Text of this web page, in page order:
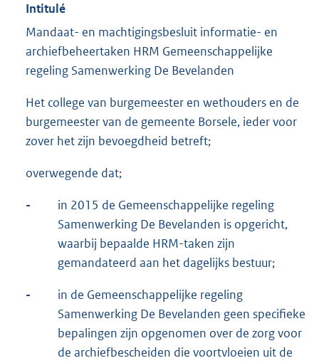
Intitulé
Mandaat- en machtigingsbesluit informatie- en
archiefbeheertaken HRM Gemeenschappelijke
regeling Samenwerking De Bevelanden
Het college van burgemeester en wethouders en de
burgemeester van de gemeente Borsele, ieder voor
zover het zijn bevoegdheid betreft;
overwegende dat;
-
in 2015 de Gemeenschappelijke regeling
Samenwerking De Bevelanden is opgericht,
waarbij bepaalde HRM-taken zijn
gemandateerd aan het dagelijks bestuur;
-
in de Gemeenschappelijke regeling
Samenwerking De Bevelanden geen specifieke
bepalingen zijn opgenomen over de zorg voor
de archiefbescheiden die voortvloeien uit de